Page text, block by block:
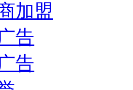
加盟
告
告